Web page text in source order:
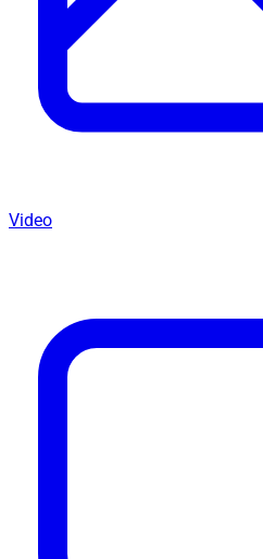
Video